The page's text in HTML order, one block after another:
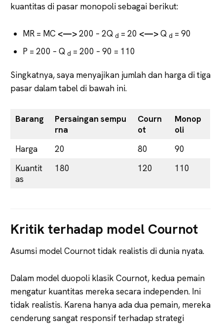
kuantitas di pasar monopoli sebagai berikut:
MR = MC <—>200 – 2Q d = 20 <—>Q d = 90
P = 200 – Q d = 200 – 90 = 110
Singkatnya, saya menyajikan jumlah dan harga di tiga
pasar dalam tabel di bawah ini.
Barang
Persaingan sempu
rna
Courn
ot
Monop
oli
Harga
20 80
90
Kuantit
as
180 120 110
Kritik terhadap model Cournot
Asumsi model Cournot tidak realistis di dunia nyata.
Dalam model duopoli klasik Cournot, kedua pemain
mengatur kuantitas mereka secara independen. Ini
tidak realistis. Karena hanya ada dua pemain, mereka
cenderung sangat responsif terhadap strategi